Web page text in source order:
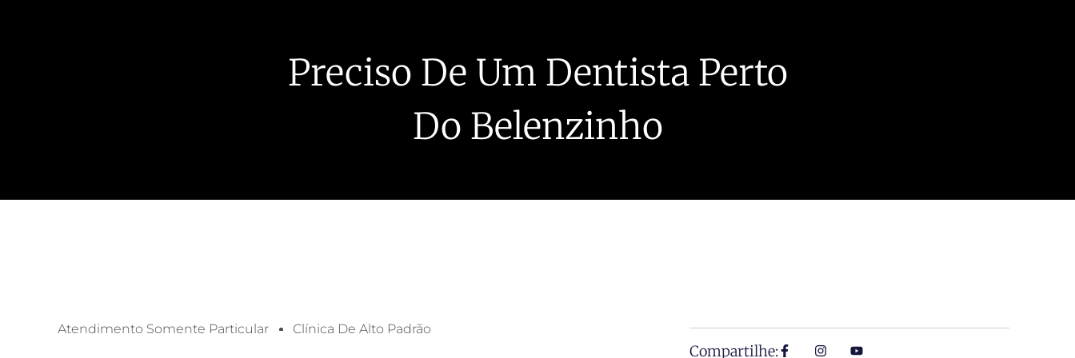
Preciso De Um Dentista Perto
Do Belenzinho
Atendimento Somente Particular Clínica De Alto Padrão
Compartilhe: